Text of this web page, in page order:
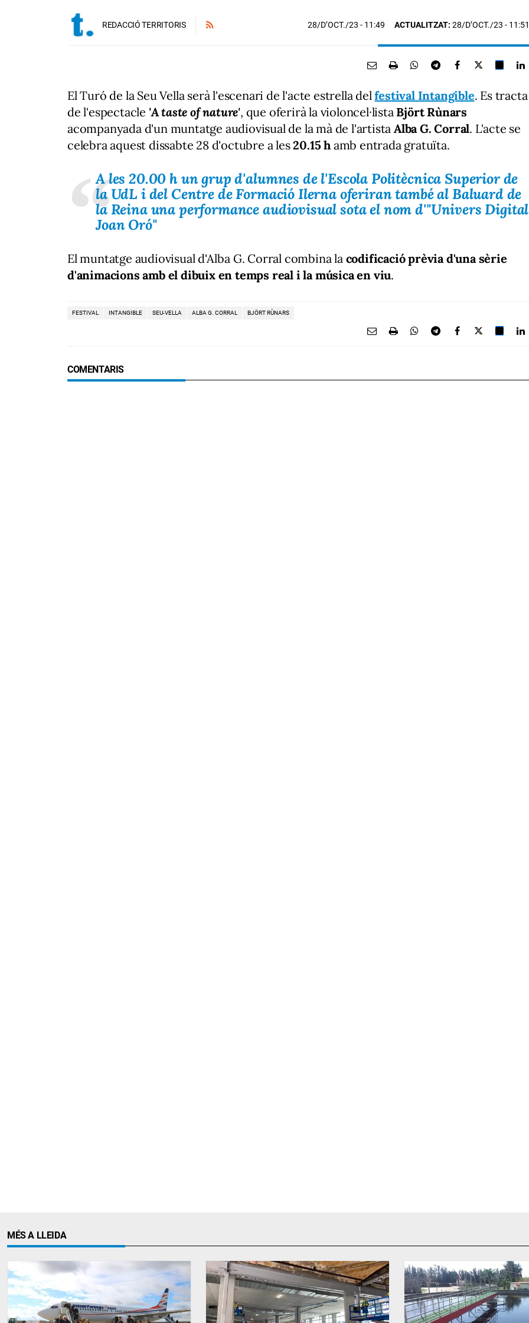
REDACCIÓ TERRITORIS 28/D’OCT./23 - 11:49 ACTUALITZAT: 28/D’OCT./23 - 11:51
El Turó de la Seu Vella serà l'escenari de l'acte estrella delfestival Intangible. Es tracta
de l'espectacle 'A taste of nature', que oferirà la violoncel·lista Björt Rùnars
acompanyada d'un muntatge audiovisual de la mà de l'artista Alba G. Corral. L'acte se
celebra aquest dissabte 28 d'octubre a les20.15 h amb entrada gratuïta.
A les 20.00 h un grup d'alumnes de l'Escola Politècnica Superior de
la UdL i del Centre de Formació Ilerna oferiran també al Baluard de
la Reina una performance audiovisual sota el nom d'"Univers Digital
Joan Oró"
El muntatge audiovisual d'Alba G. Corral combina la codificació prèvia d'una sèrie
d'animacions amb el dibuix en temps real i la música en viu.
FESTIVAL INTANGIBLE SEU-VELLA ALBA G. CORRAL BJÖRT RÙNARS
COMENTARIS
MÉS A LLEIDA